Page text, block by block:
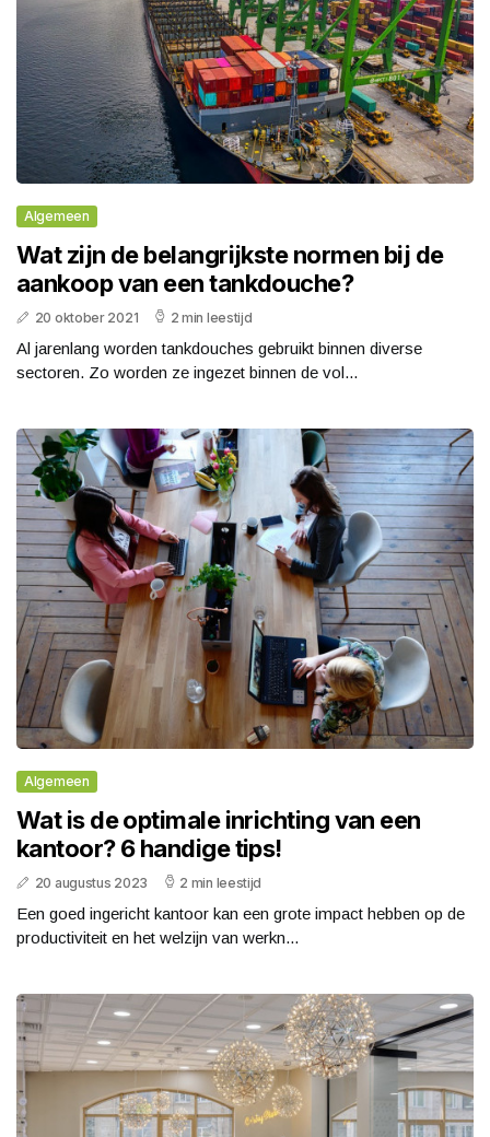
Algemeen
Wat zijn de belangrijkste normen bij de
aankoop van een tankdouche?
20 oktober 2021 2 min leestijd
Al jarenlang worden tankdouches gebruikt binnen diverse
sectoren. Zo worden ze ingezet binnen de vol...
Algemeen
Wat is de optimale inrichting van een
kantoor? 6 handige tips!
20 augustus 2023 2 min leestijd
Een goed ingericht kantoor kan een grote impact hebben op de
productiviteit en het welzijn van werkn...